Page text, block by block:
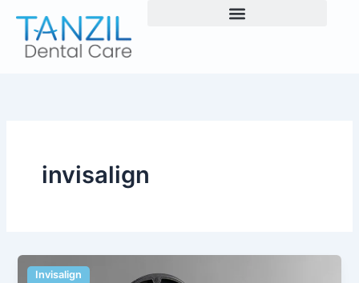
content
invisalign
Invisalign